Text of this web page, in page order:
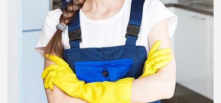
يجلس الطفل
تنظيف المكاتب
مدرب لياقة بدنية
مكافحة الحشرات